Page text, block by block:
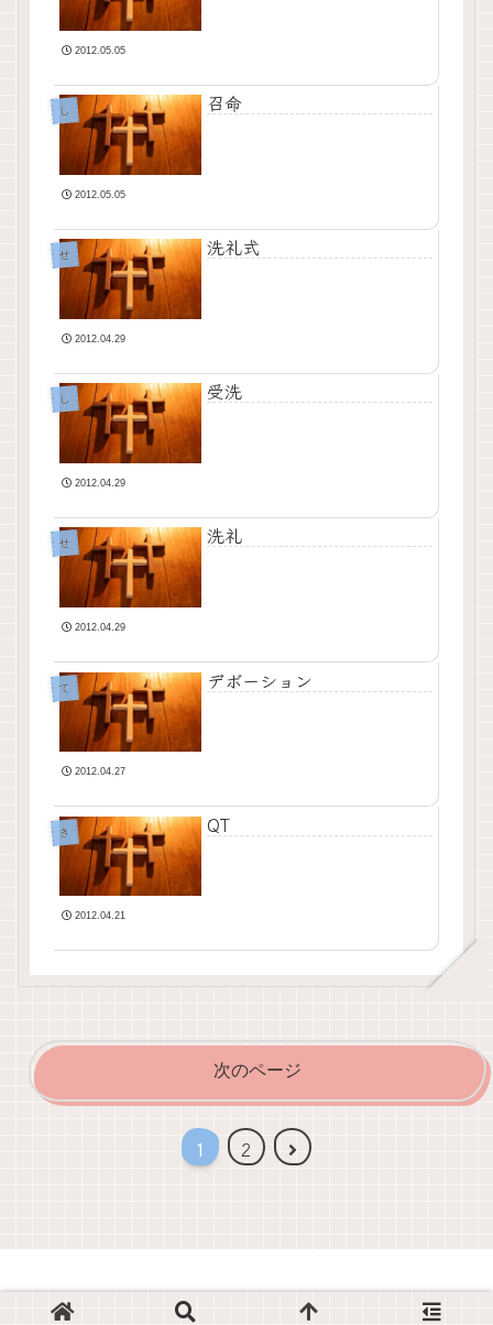
2012.05.05
し 召命
2012.05.05
せ 洗礼式
2012.04.29
し 受洗
2012.04.29
せ 洗礼
2012.04.29
て デボーション
2012.04.27
き QT
2012.04.21
次のページ
1 2
次
© 2012-2026 キリスト教・教会葬儀の総合情報サイト.